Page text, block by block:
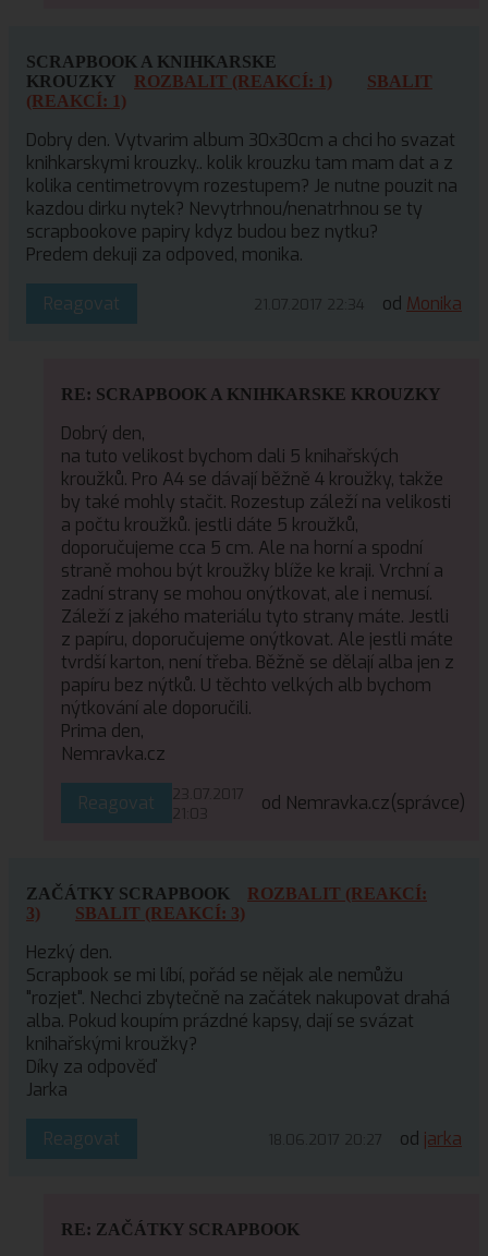
SCRAPBOOK A KNIHKARSKE
KROUZKY
ROZBALIT (REAKCÍ: 1)
SBALIT
(REAKCÍ: 1)
Dobry den. Vytvarim album 30x30cm a chci ho svazat
knihkarskymi krouzky.. kolik krouzku tam mam dat a z
kolika centimetrovym rozestupem? Je nutne pouzit na
kazdou dirku nytek? Nevytrhnou/nenatrhnou se ty
scrapbookove papiry kdyz budou bez nytku?
Predem dekuji za odpoved, monika.
Reagovat 21.07.2017 22:34 od Monika
RE: SCRAPBOOK A KNIHKARSKE KROUZKY
Dobrý den,
na tuto velikost bychom dali 5 knihařských
kroužků. Pro A4 se dávají běžně 4 kroužky, takže
by také mohly stačit. Rozestup záleží na velikosti
a počtu kroužků. jestli dáte 5 kroužků,
doporučujeme cca 5 cm. Ale na horní a spodní
straně mohou být kroužky blíže ke kraji. Vrchní a
zadní strany se mohou onýtkovat, ale i nemusí.
Záleží z jakého materiálu tyto strany máte. Jestli
z papíru, doporučujeme onýtkovat. Ale jestli máte
tvrdší karton, není třeba. Běžně se dělají alba jen z
papíru bez nýtků. U těchto velkých alb bychom
nýtkování ale doporučili.
Prima den,
Nemravka.cz
Reagovat
23.07.2017
21:03
od Nemravka.cz(správce)
ZAČÁTKY SCRAPBOOK
ROZBALIT (REAKCÍ:
3)
SBALIT (REAKCÍ: 3)
Hezký den.
Scrapbook se mi líbí, pořád se nějak ale nemůžu
"rozjet". Nechci zbytečně na začátek nakupovat drahá
alba. Pokud koupím prázdné kapsy, dají se svázat
knihařskými kroužky?
Díky za odpověď
Jarka
Reagovat 18.06.2017 20:27 od jarka
RE: ZAČÁTKY SCRAPBOOK